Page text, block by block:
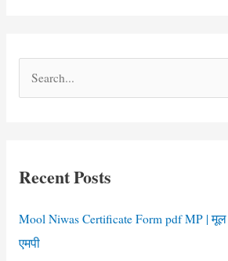
छत्तीसगढ़
Death
Download
f
o
Recent Posts
Mool Niwas Certificate Form pdf MP | मूल
एमपी